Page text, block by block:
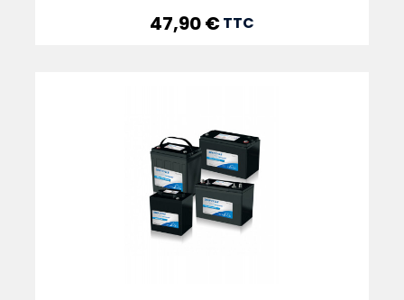
Prix
47,90 €TTC